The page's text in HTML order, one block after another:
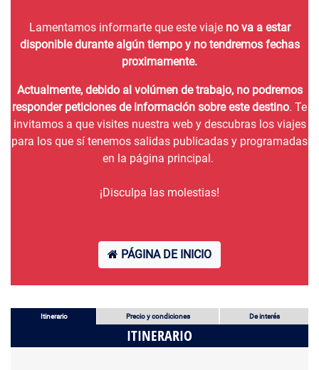
Lamentamos informarte que este viaje no va a estar
disponible durante algún tiempo y no tendremos fechas
proximamente.
Actualmente, debido al volúmen de trabajo, no podremos
responder peticiones de información sobre este destino. Te
invitamos a que visites nuestra web y descubras los viajes
para los que sí tenemos salidas publicadas y programadas
en la página principal.
¡Disculpa las molestias!
PÁGINA DE INICIO
Itinerario Precio y condiciones De interés
ITINERARIO